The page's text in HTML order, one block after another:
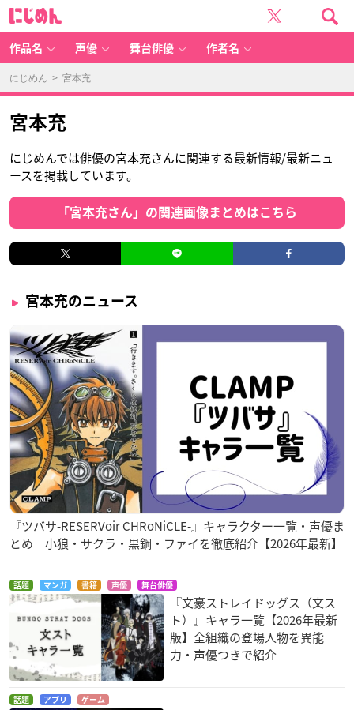
作品名 声優 舞台俳優 作者名
にじめん > 宮本充
宮本充
にじめんでは俳優の宮本充さんに関連する最新情報/最新ニュ
ースを掲載しています。
「宮本充さん」の関連画像まとめはこちら
宮本充のニュース
『ツバサ-RESERVoir CHRoNiCLE-』キャラクター一覧・声優ま
とめ 小狼・サクラ・黒鋼・ファイを徹底紹介【2026年最新】
話題 マンガ 書籍 声優 舞台俳優
『文豪ストレイドッグス（文ス
ト）』キャラ一覧【2026年最新
版】全組織の登場人物を異能
力・声優つきで紹介
話題 アプリ ゲーム